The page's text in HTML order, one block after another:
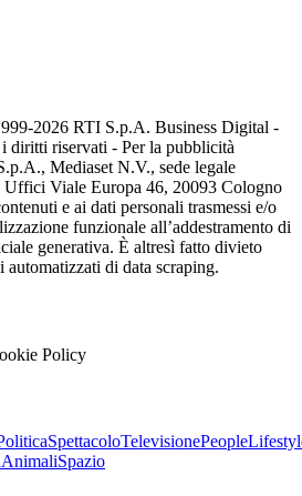
2026 RTI S.p.A. Business Digital -
diritti riservati - Per la pubblicità
Mediaset N.V., sede legale
Uffici Viale Europa 46, 20093 Cologno
e ai dati personali trasmessi e/o
funzionale all’addestramento di
generativa. È altresì fatto divieto
automatizzati di data scraping.
Policy
SpettacoloTelevisionePeople
AnimaliSpazio